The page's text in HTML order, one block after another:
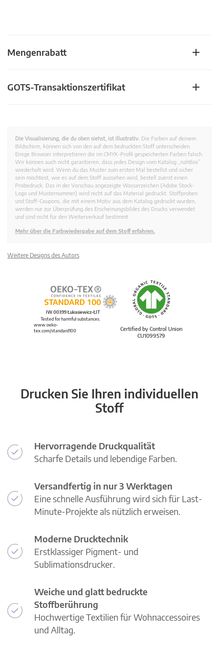
Mengenrabatt
GOTS-Transaktionszertifikat
Die Visualisierung, die du oben siehst, ist illustrativ. Die Farben auf deinem
Bildschirm, können sich von den auf dem bedruckten Stoff unterscheiden.
Einige Browser interpretieren die im CMYK-Profil gespeicherten Farben falsch.
Wir können auch nicht garantieren, dass jedes Design vom Katalog „nahtlos”
wiederholt wird. Wenn du das Muster zum ersten Mal bestellst und sicher
sein möchtest, wie es auf dem Stoff aussehen wird, bestell zuerst einen
Probedruck. Das in der Vorschau angezeigte Wasserzeichen (Adobe Stock-
Logo und Musternummer) wird nicht auf das Material gedruckt. Stoffproben
und Stoff-Coupons, die mit einem Motiv aus dem Katalog gedruckt wurden,
werden nur zur Überprüfung des Erscheinungsbildes des Drucks verwendet
und sind nicht für den Weiterverkauf bestimmt.
Mehr über die Farbwiedergabe auf dem Stoff erfahren.
Weitere Designs des Autors
Certified by Control Union
CU1099579
IW 00399 Łukasiewicz-ŁIT
Tested for harmful substances.
www.oeko-
tex.com/standard100
Drucken Sie Ihren individuellen
Stoff
Hervorragende Druckqualität
Scharfe Details und lebendige Farben.
Versandfertig in nur 3 Werktagen
Eine schnelle Ausführung wird sich für Last-
Minute-Projekte als nützlich erweisen.
Moderne Drucktechnik
Erstklassiger Pigment- und
Sublimationsdrucker.
Weiche und glatt bedruckte
Stoffberührung
Hochwertige Textilien für Wohnaccessoires
und Alltag.